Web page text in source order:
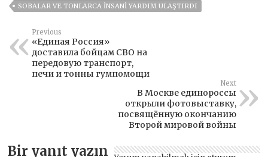
SOBALAR VE TONLARCA INSANI YARDIM ULAŞTIRDI
Previous
«Единая Россия»
доставила бойцам СВО на
передовую транспорт,
печи и тонны гумпомощи
Next
В Москве единороссы
открыли фотовыставку,
посвящённую окончанию
Второй мировой войны
Bir yanıt yazın